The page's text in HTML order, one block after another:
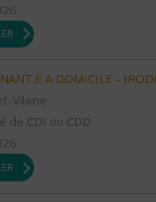
A DOMICILE -
Vilaine
de CDI ou CDD